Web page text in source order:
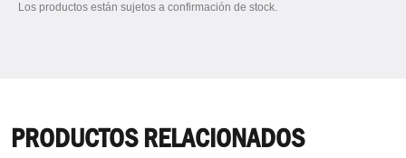
Los productos están sujetos a confirmación de stock.
PRODUCTOS RELACIONADOS